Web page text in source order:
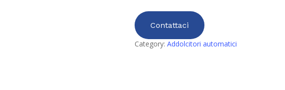
Contattaci
Category: Addolcitori automatici